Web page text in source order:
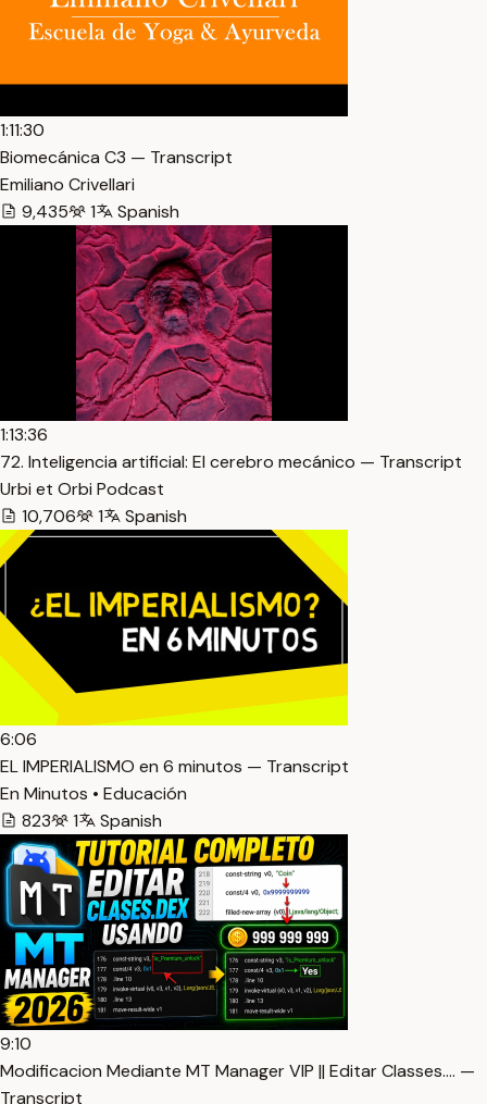
1:11:30
Biomecánica C3 — Transcript
Emiliano Crivellari
9,435
1 Spanish
1:13:36
72. Inteligencia artificial: El cerebro mecánico — Transcript
Urbi et Orbi Podcast
10,706
1 Spanish
6:06
EL IMPERIALISMO en 6 minutos — Transcript
En Minutos • Educación
823
1 Spanish
9:10
Modificacion Mediante MT Manager VIP || Editar Classes.… —
Transcript